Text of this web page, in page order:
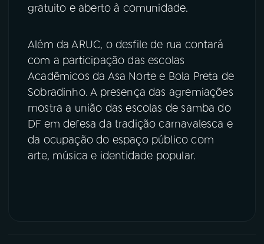
gratuito e aberto à comunidade.
Além da ARUC, o desfile de rua contará
com a participação das escolas
Acadêmicos da Asa Norte e Bola Preta de
Sobradinho. A presença das agremiações
mostra a união das escolas de samba do
DF em defesa da tradição carnavalesca e
da ocupação do espaço público com
arte, música e identidade popular.